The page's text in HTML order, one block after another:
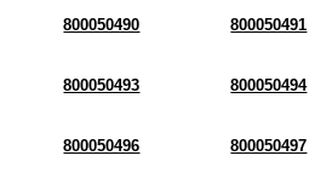
800050490 800050491
800050493 800050494
800050496 800050497